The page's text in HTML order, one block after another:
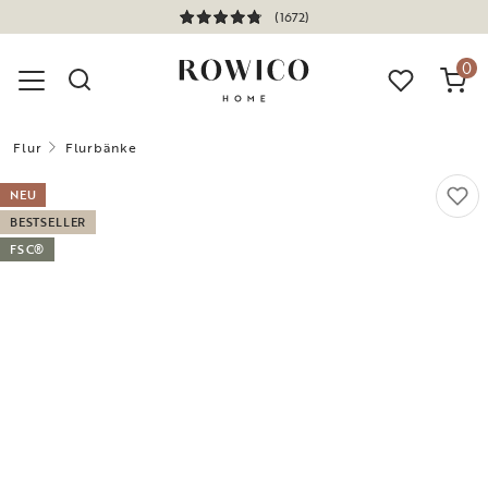
(1672)
0
Flur Flurbänke
NEU
BESTSELLER
FSC®